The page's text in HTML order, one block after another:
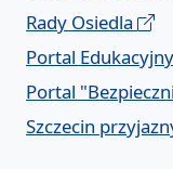
Rady Osiedla
Portal Edukacyjny
Portal
Szczecin